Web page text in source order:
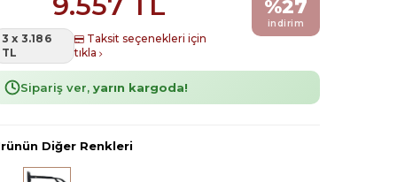
3 x 3.186
TL
Taksit seçenekleri için
tıkla
%27
indirim
Sipariş ver, yarın kargoda!
Diğer Renkleri